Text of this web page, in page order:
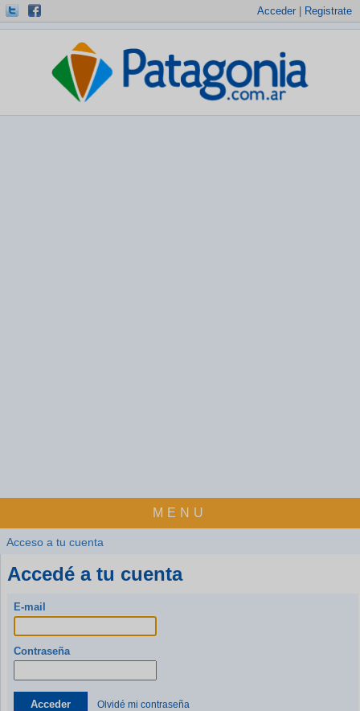
Acceder Registrate
MENU
Acceso a tu cuenta
Accedé a tu cuenta
E-mail
Contraseña
Acceder Olvidé mi contraseña